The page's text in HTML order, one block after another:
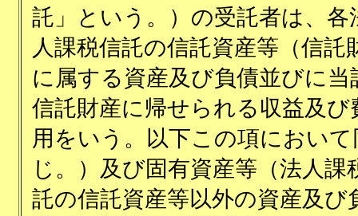
託」という。）の受託者は、各
人課税信託の信託資産等（信託
に属する資産及び負債並びに当
信託財産に帰せられる収益及び
用をいう。以下この項において
じ。）及び固有資産等（法人課
託の信託資産等以外の資産及び